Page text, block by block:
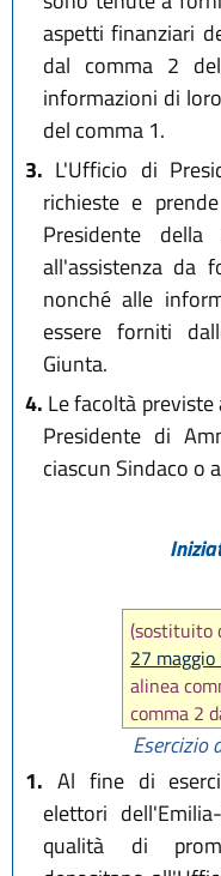
aspetti finanziari
dal comma 2
informazioni di
del comma 1.
3. L'Ufficio di
richieste e
Presidente
all'assistenza da
nonché alle
essere forniti
Giunta.
4. Le facoltà
Presidente di
ciascun Sindaco o
(sostituito
27
alinea
comma 2
maggio
Esercizio
1. Al fine di
elettori
qualità di